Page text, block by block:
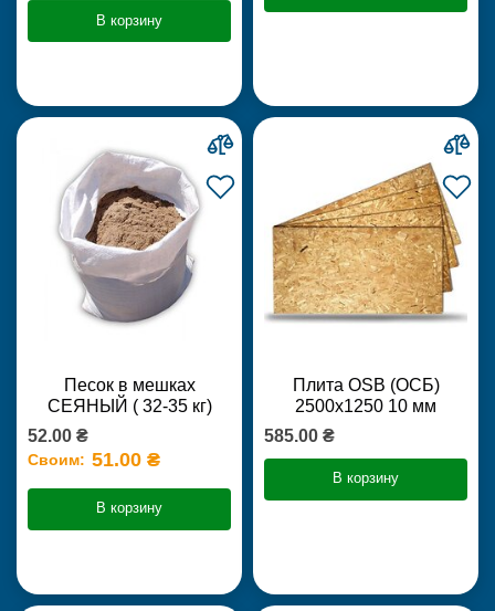
В корзину
Песок в мешках
СЕЯНЫЙ ( 32-35 кг)
52.00 ₴
Своим: 51.00 ₴
В корзину
Плита OSB (ОСБ)
2500х1250 10 мм
585.00 ₴
В корзину